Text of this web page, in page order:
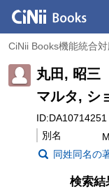
CiNii Books機能統合
丸田, 昭三
マルタ, シ
ID:DA10714251
別名
同姓同名の
検索結